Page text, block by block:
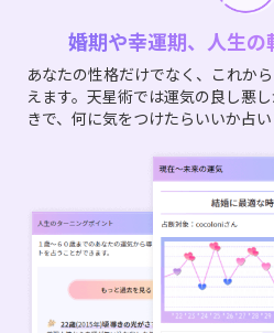
婚期や幸運期、人生の
あなたの性格だけでなく、これか
えます。天星術では運気の良し悪
きで、何に気をつけたらいいか占い